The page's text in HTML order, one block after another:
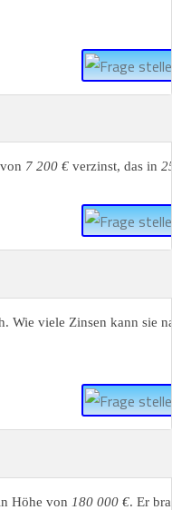
7 200 € verzinst, das in
Wie viele Zinsen kann sie
Höhe von 180 000 €. Er